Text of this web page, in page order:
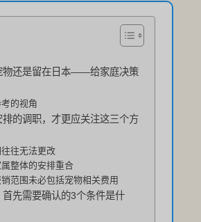
物还是留在日本——给家庭决策
的视角
排的调职，才更应关注这三个方
往无法更改
整体的安排重合
范围未必包括宠物相关费用
先需要确认的3个条件是什